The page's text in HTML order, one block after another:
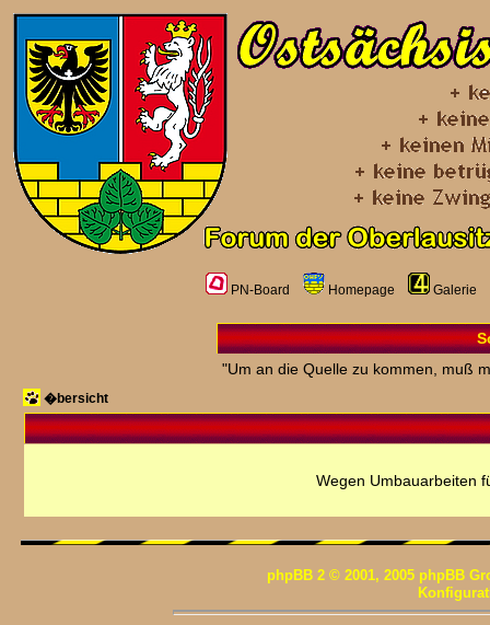
PN-Board Homepage Galerie
"Um an die Quelle zu kommen, muß
�bersicht
Wegen Umbauarbeiten
phpBB 2 © 2001, 2005 phpBB